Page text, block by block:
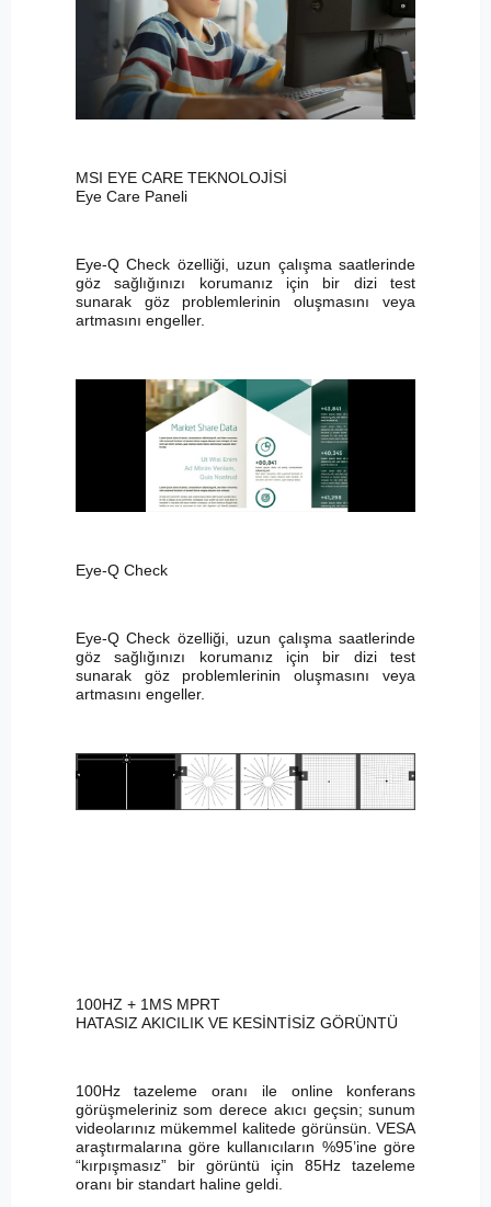
MSI EYE CARE TEKNOLOJİSİ
Eye Care Paneli
Eye-Q Check özelliği, uzun çalışma saatlerinde
göz sağlığınızı korumanız için bir dizi test
sunarak göz problemlerinin oluşmasını veya
artmasını engeller.
Eye-Q Check
Eye-Q Check özelliği, uzun çalışma saatlerinde
göz sağlığınızı korumanız için bir dizi test
sunarak göz problemlerinin oluşmasını veya
artmasını engeller.
100HZ + 1MS MPRT
HATASIZ AKICILIK VE KESİNTİSİZ GÖRÜNTÜ
100Hz tazeleme oranı ile online konferans
görüşmeleriniz som derece akıcı geçsin; sunum
videolarınız mükemmel kalitede görünsün. VESA
araştırmalarına göre kullanıcıların %95’ine göre
“kırpışmasız” bir görüntü için 85Hz tazeleme
oranı bir standart haline geldi.